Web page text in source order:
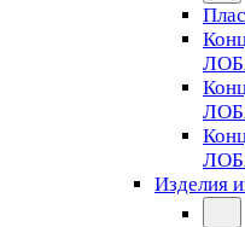
Изделия